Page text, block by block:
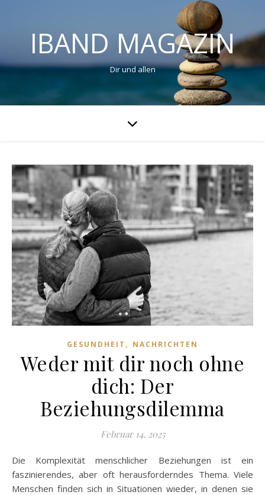
IBAND MAGAZIN
Dir und allen
GESUNDHEIT , NACHRICHTEN
Weder mit dir noch ohne
dich: Der
Beziehungsdilemma
Februar 14, 2025
Die Komplexität menschlicher Beziehungen ist ein
faszinierendes, aber oft herausforderndes Thema. Viele
Menschen finden sich in Situationen wieder, in denen sie